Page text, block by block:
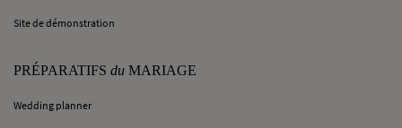
Site de démonstration
PRÉPARATIFS du MARIAGE
Wedding planner